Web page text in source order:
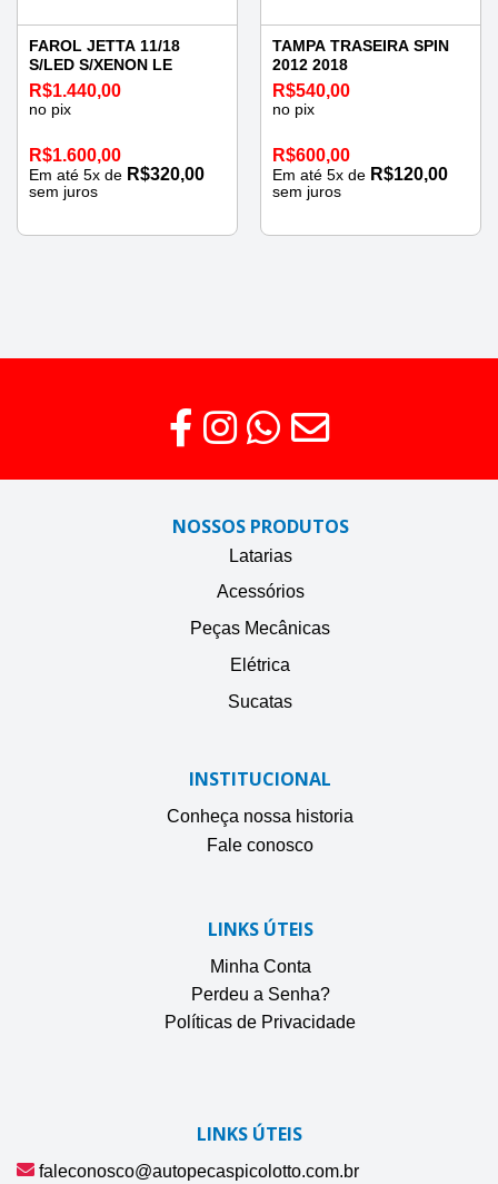
FAROL JETTA 11/18
S/LED S/XENON LE
R$1.440,00
no pix
R$1.600,00
Em até 5x de R$320,00
sem juros
TAMPA TRASEIRA SPIN
2012 2018
R$540,00
no pix
R$600,00
Em até 5x de R$120,00
sem juros
NOSSOS PRODUTOS
Latarias
Acessórios
Peças Mecânicas
Elétrica
Sucatas
INSTITUCIONAL
Conheça nossa historia
Fale conosco
LINKS ÚTEIS
Minha Conta
Perdeu a Senha?
Políticas de Privacidade
LINKS ÚTEIS
faleconosco@autopecaspicolotto.com.br